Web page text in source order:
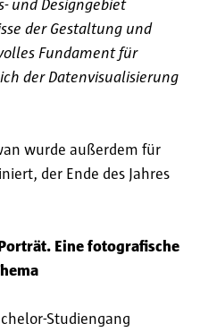
und Designgebiet
der Gestaltung und
Fundament für
der Datenvisualisierung
wurde außerdem für
der Ende des Jahres
Eine fotografische
Studiengang